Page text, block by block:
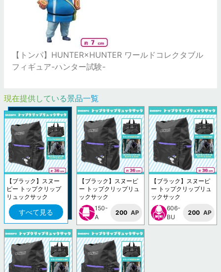
【トンパ】HUNTER×HUNTER ワールドコレクタブル
フィギュア-ハンター試験-
現在提供している景品一覧
【ブラック】スヌー
ピー トップクリップ
リュックサック
すべて見る
【ブラック】スヌーピ
ー トップクリップリュ
ックサック
150-
A
200 AP
【ブラック】スヌーピ
ー トップクリップリュ
ックサック
606-
BU
200 AP